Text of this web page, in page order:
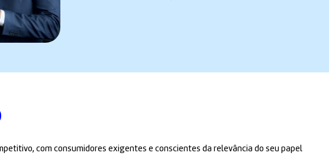
com consumidores exigentes e conscientes da relevância do seu papel